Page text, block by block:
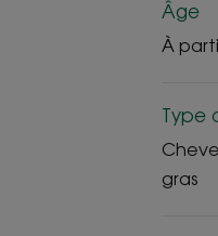
Âge
À
Type
gras